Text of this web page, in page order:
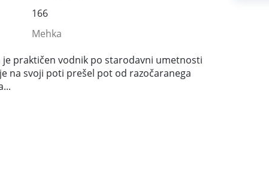
166
Mehka
je praktičen vodnik po starodavni umetnosti
na svoji poti prešel pot od razočaranega